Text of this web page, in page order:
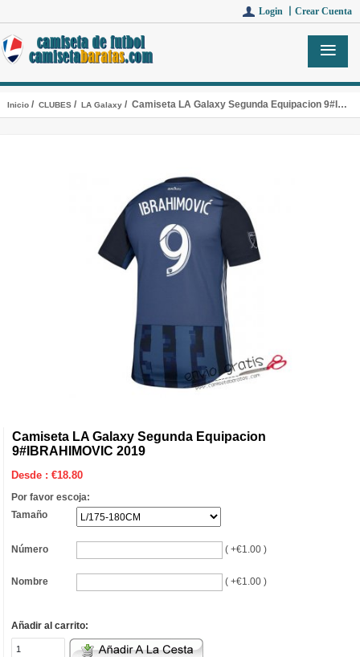
Login 丨 Crear Cuenta
Inicio/ CLUBES/ LA Galaxy/ Camiseta LA Galaxy Segunda Equipacion 9#IBRAHIMOVIC 2019
Camiseta LA Galaxy Segunda Equipacion
9#IBRAHIMOVIC 2019
Desde :€18.80
Por favor escoja:
Tamaño
Número ( +€1.00 )
Nombre ( +€1.00 )
Añadir al carrito: